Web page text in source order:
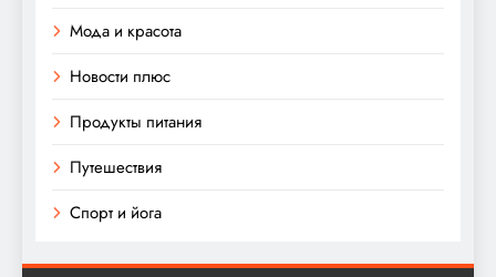
Мода и красота
Новости плюс
Продукты питания
Путешествия
Спорт и йога